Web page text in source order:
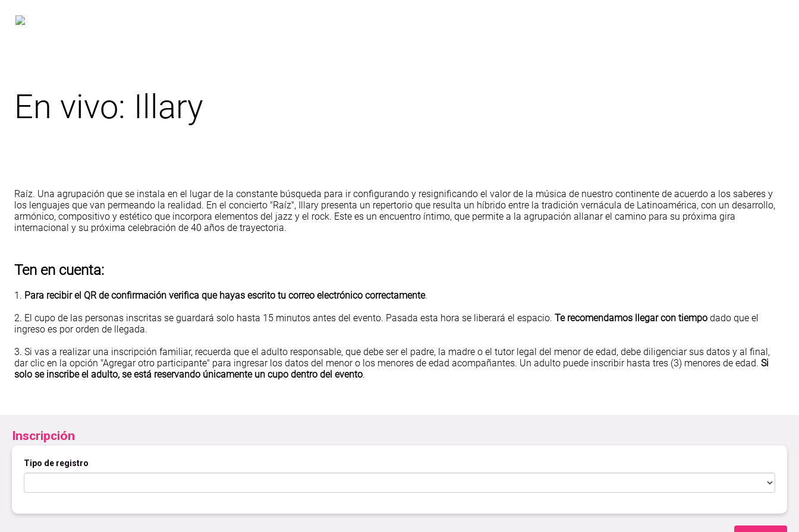
En vivo: Illary
Raíz. Una agrupación que se instala en el lugar de la constante búsqueda para ir configurando y resignificando el valor de la música de nuestro continente de acuerdo a los saberes y
los lenguajes que van permeando la realidad. En el concierto "Raíz", Illary presenta un repertorio que resulta un híbrido entre la tradición vernácula de Latinoamérica, con un desarrollo,
armónico, compositivo y estético que incorpora elementos del jazz y el rock. Este es un encuentro íntimo, que permite a la agrupación allanar el camino para su próxima gira
internacional y su próxima celebración de 40 años de trayectoria.
Ten en cuenta:
1. Para recibir el QR de confirmación verifica que hayas escrito tu correo electrónico correctamente.
2. El cupo de las personas inscritas se guardará solo hasta 15 minutos antes del evento. Pasada esta hora se liberará el espacio. Te recomendamos llegar con tiempo dado que el
ingreso es por orden de llegada.
3. Si vas a realizar una inscripción familiar, recuerda que el adulto responsable, que debe ser el padre, la madre o el tutor legal del menor de edad, debe diligenciar sus datos y al final,
dar clic en la opción "Agregar otro participante" para ingresar los datos del menor o los menores de edad acompañantes. Un adulto puede inscribir hasta tres (3) menores de edad. Si
solo se inscribe el adulto, se está reservando únicamente un cupo dentro del evento.